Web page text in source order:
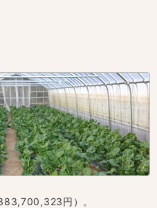
円）。